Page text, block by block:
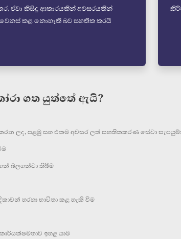
ඒවා කිසිදු ආකාරයකින් අවසරයකින්
කළ නොහැකි බව සහතික කරයි
ගත යුත්තේ ඇයි?
කරන ලද, පළමු සහ එකම අවසර ලත් සහතිකකරණ සේවා
බලගන්වා තිබීම
හරහා භාවිතා කළ හැකි වීම
ඉහළ යාම